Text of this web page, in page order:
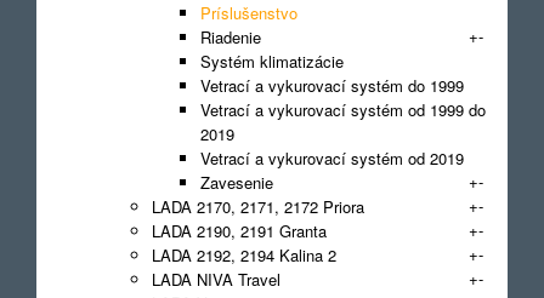
Príslušenstvo
Riadenie
+-
Systém klimatizácie
Vetrací a vykurovací systém do 1999
Vetrací a vykurovací systém od 1999 do
2019
Vetrací a vykurovací systém od 2019
Zavesenie
+-
LADA 2170, 2171, 2172 Priora
+-
LADA 2190, 2191 Granta
+-
LADA 2192, 2194 Kalina 2
+-
LADA NIVA Travel
+-